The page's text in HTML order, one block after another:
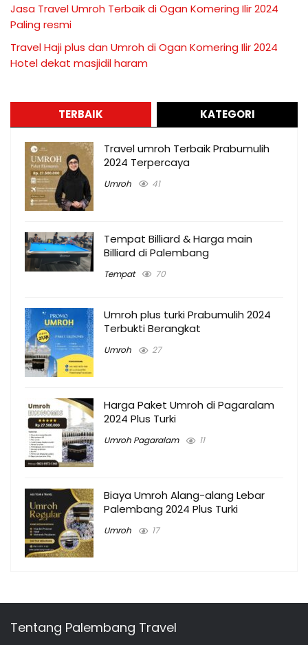
Jasa Travel Umroh Terbaik di Ogan Komering Ilir 2024
Paling resmi
Travel Haji plus dan Umroh di Ogan Komering Ilir 2024
Hotel dekat masjidil haram
TERBAIK KATEGORI
Travel umroh Terbaik Prabumulih
2024 Terpercaya
Umroh 41
Tempat Billiard & Harga main
Billiard di Palembang
Tempat 70
Umroh plus turki Prabumulih 2024
Terbukti Berangkat
Umroh 27
Harga Paket Umroh di Pagaralam
2024 Plus Turki
Umroh Pagaralam 11
Biaya Umroh Alang-alang Lebar
Palembang 2024 Plus Turki
Umroh 17
Tentang Palembang Travel